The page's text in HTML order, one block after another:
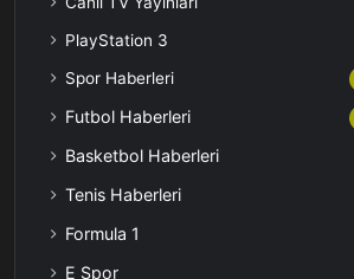
PlayStation 3
Spor Haberleri
Futbol Haberleri
Basketbol Haberleri
Tenis Haberleri
Formula 1
E Spor